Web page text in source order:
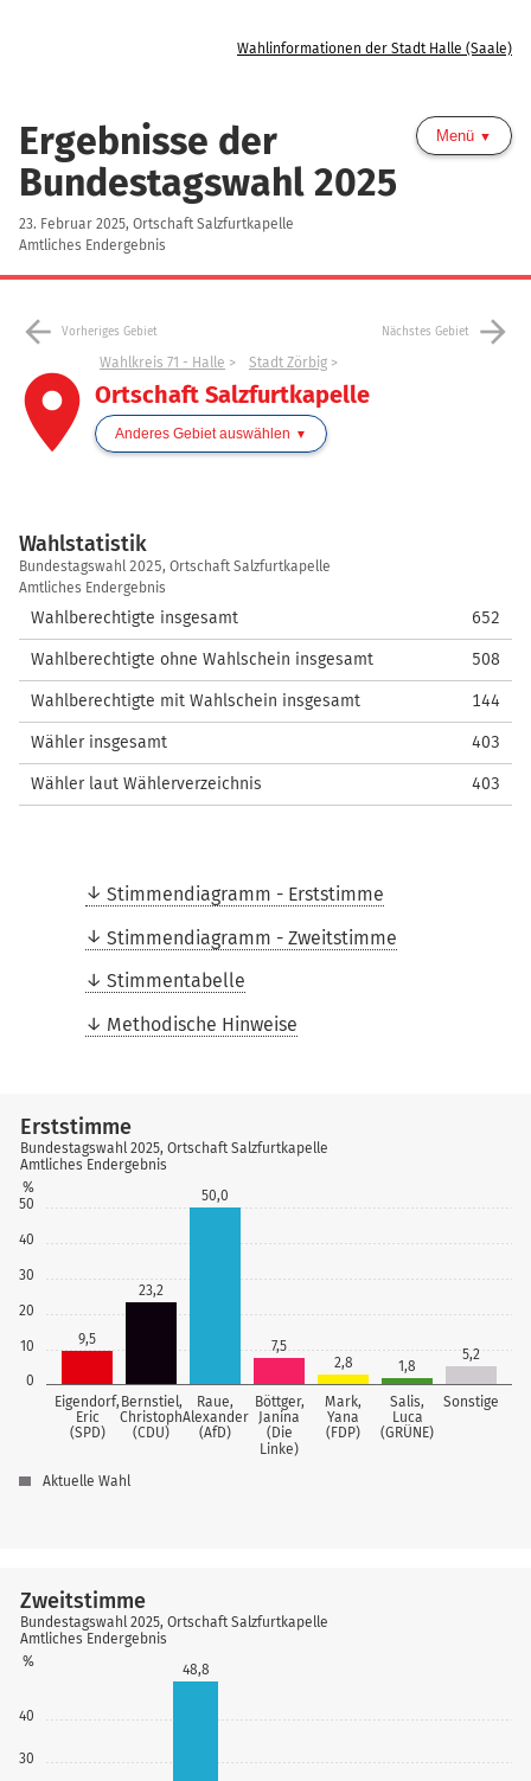
Wahlinformationen der Stadt Halle (Saale)
Ergebnisse der
Bundestagswahl 2025
23. Februar 2025, Ortschaft Salzfurtkapelle
Amtliches Endergebnis
Menü
arrow_back Vorheriges Gebiet Nächstes Gebiet arrow_forward
place
Wahlkreis 71 - Halle Stadt Zörbig
Ortschaft Salzfurtkapelle
Anderes Gebiet auswählen
Wahlstatistik
Wahlstatistik
Bundestagswahl 2025, Ortschaft Salzfurtkapelle
Amtliches Endergebnis
Wahlberechtigte insgesamt 652
Wahlberechtigte ohne Wahlschein insgesamt 508
Wahlberechtigte mit Wahlschein insgesamt 144
Wähler insgesamt 403
Wähler laut Wählerverzeichnis 403
Stimmendiagramm - Erststimme
Stimmendiagramm - Zweitstimme
Stimmentabelle
Methodische Hinweise
0
10
20
30
40
50
%
Eigendorf,
Eric
(SPD)
Bernstiel,
Christoph
(CDU)
Raue,
Alexander
(AfD)
Böttger,
Janina
(Die
Linke)
Mark,
Yana
(FDP)
Salis,
Luca
(GRÜNE)
Sonstige
9,5
23,2
50,0
7,5
2,8
1,8
5,2
Erststimme
Bundestagswahl 2025, Ortschaft Salzfurtkapelle
Amtliches Endergebnis
Aktuelle Wahl
30
40
%
48,8
Zweitstimme
Bundestagswahl 2025, Ortschaft Salzfurtkapelle
Amtliches Endergebnis